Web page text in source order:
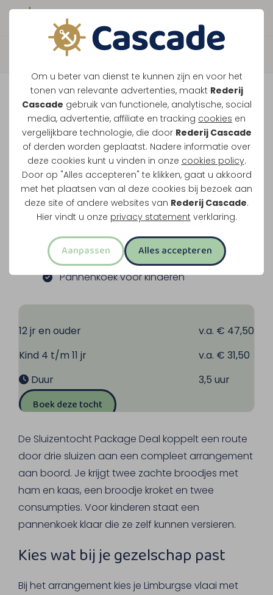
Om u beter van dienst te kunnen zijn en voor het
tonen van relevante advertenties, maakt Rederij
Cascade gebruik van functionele, analytische, social
media, advertentie, affiliate en tracking cookies en
vergelijkbare technologie, die door Rederij Cascade
of derden worden geplaatst. Nadere informatie over
deze cookies kunt u vinden in onze cookies policy.
Door op "Alles accepteren" te klikken, gaat u akkoord
met het plaatsen van al deze cookies bij bezoek aan
deze site of andere websites van Rederij Cascade.
Hier vindt u onze privacy statement verklaring.
Aanpassen Alles accepteren
Boek direct je vaart
Terug
Sluizentocht Package
Deal
Passeer sluis Heel, Roermond en Linne met lunch,
gebak of bittergarnituur en drankjes aan boord.
Ook de skyline van Roermond komt in beeld.
Lunch en drankjes inbegrepen
Drieënhalf uur uur varen
Door 3 sluizen met uitzicht op Roermond
Pannenkoek voor kinderen
12 jr en ouder
v.a. € 47,50
Kind 4 t/m 11 jr
v.a. € 31,50
Duur
3,5 uur
Boek deze tocht
De Sluizentocht Package Deal koppelt een route
door drie sluizen aan een compleet arrangement
aan boord. Je krijgt twee zachte broodjes met
ham en kaas, een broodje kroket en twee
consumpties. Voor kinderen staat een
pannenkoek klaar die ze zelf kunnen versieren.
Kies wat bij je gezelschap past
Bij het arrangement kies je Limburgse vlaai met